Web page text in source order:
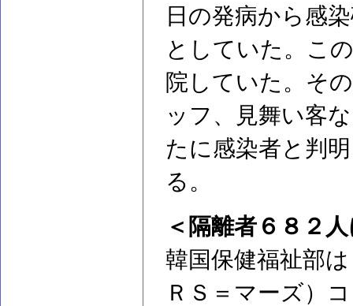
日の発病から感
としていた。こ
院していた。そ
ッフ、見舞い客
たに感染者と判
る。
＜隔離者６８２
韓国保健福祉部
ＲＳ＝マーズ）